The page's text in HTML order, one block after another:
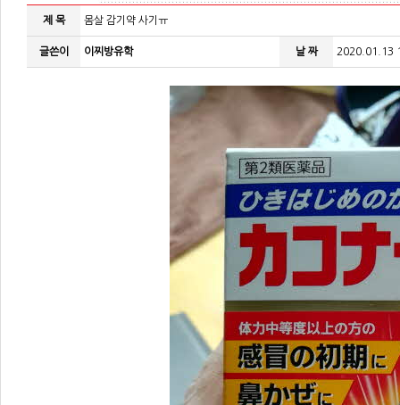
제 목 몸살 감기약 사기ㅠ
글쓴이 이찌방유학 날 짜 2020.01.13